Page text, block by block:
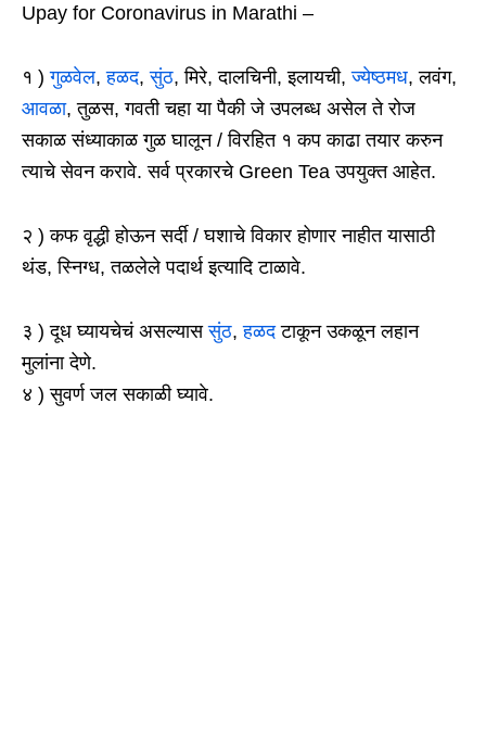
Upay for Coronavirus in Marathi –
१ )गुळवेल,हळद,सुंठ, मिरे, दालचिनी, इलायची,ज्येष्ठमध, लवंग,
आवळा, तुळस, गवती चहा या पैकी जे उपलब्ध असेल ते रोज
सकाळ संध्याकाळ गुळ घालून / विरहित १ कप काढा तयार करुन
त्याचे सेवन करावे. सर्व प्रकारचे Green Tea उपयुक्त आहेत.
२ ) कफ वृद्धी होऊन सर्दी / घशाचे विकार होणार नाहीत यासाठी
थंड, स्निग्ध, तळलेले पदार्थ इत्यादि टाळावे.
३ ) दूध घ्यायचेचं असल्याससुंठ,हळदटाकून उकळून लहान
मुलांना देणे.
४ ) सुवर्ण जल सकाळी घ्यावे.